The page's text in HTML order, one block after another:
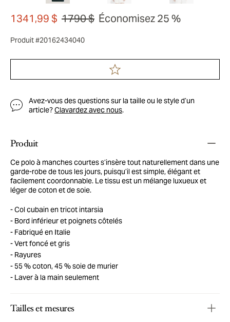
1341,99 $ 1790 $ Économisez 25 %
Produit #20162434040
Avez-vous des questions sur la taille ou le style d’un
article?Clavardez avec nous.
Produit
Ce polo à manches courtes s’insère tout naturellement dans une
garde-robe de tous les jours, puisqu’il est simple, élégant et
facilement coordonnable. Le tissu est un mélange luxueux et
léger de coton et de soie.
Col cubain en tricot intarsia
Bord inférieur et poignets côtelés
Fabriqué en Italie
Vert foncé et gris
Rayures
55 % coton, 45 % soie de murier
Laver à la main seulement
Tailles et mesures